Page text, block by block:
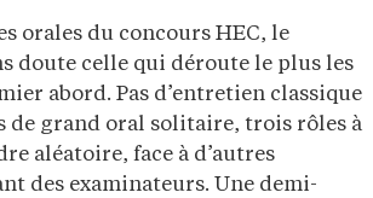
orales du concours HEC, le
doute celle qui déroute le plus les
abord. Pas d’entretien classique
de grand oral solitaire, trois rôles à
aléatoire, face à d’autres
des examinateurs. Une demi-